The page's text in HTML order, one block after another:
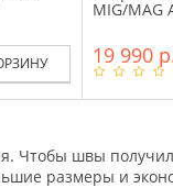
MIG/
19 990
Чтобы швы
размеры и